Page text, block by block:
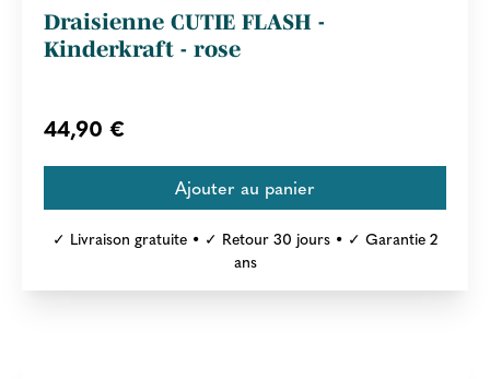
Draisienne CUTIE FLASH -
Kinderkraft - rose
44,90 €
✓ Livraison gratuite • ✓ Retour 30 jours • ✓ Garantie 2
ans